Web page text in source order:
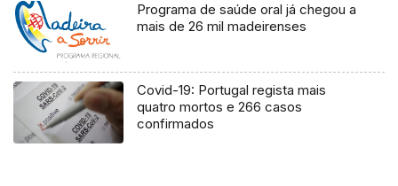
Programa de saúde oral já chegou a
mais de 26 mil madeirenses
Covid-19: Portugal regista mais
quatro mortos e 266 casos
confirmados